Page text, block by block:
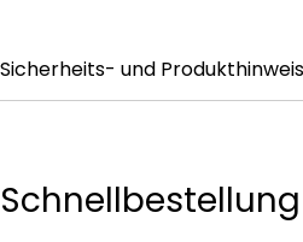
Sicherheits- und
Schnellbestellung